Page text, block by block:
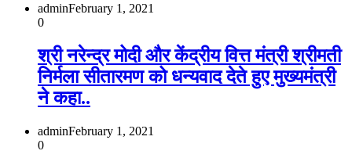
adminFebruary 1, 2021
0
श्री नरेन्द्र मोदी और केंद्रीय वित्त मंत्री श्रीमती
निर्मला सीतारमण को धन्यवाद देते हुए मुख्यमंत्री
ने कहा..
adminFebruary 1, 2021
0